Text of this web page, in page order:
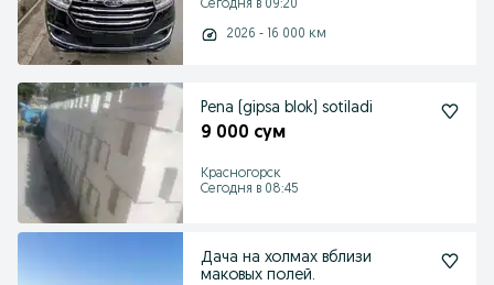
Сегодня в 09:20
2026 - 16 000 км
Pena (gipsa blok) sotiladi
9 000 сум
Красногорск
Сегодня в 08:45
Дача на холмах вблизи
маковых полей.